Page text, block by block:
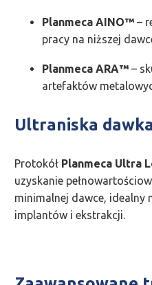
Planmeca AINO™ –
pracy na niższej
Planmeca ARA™ –
artefaktów
Ultraniska
Protokół Planmeca Ultra
uzyskanie
minimalnej dawce, idealny
implantów i ekstrakcji.